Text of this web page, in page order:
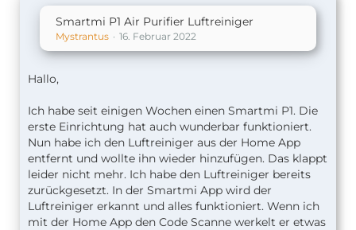
Smartmi P1 Air Purifier Luftreiniger
Mystrantus 16. Februar 2022
Hallo,
Ich habe seit einigen Wochen einen Smartmi P1. Die
erste Einrichtung hat auch wunderbar funktioniert.
Nun habe ich den Luftreiniger aus der Home App
entfernt und wollte ihn wieder hinzufügen. Das klappt
leider nicht mehr. Ich habe den Luftreiniger bereits
zurückgesetzt. In der Smartmi App wird der
Luftreiniger erkannt und alles funktioniert. Wenn ich
mit der Home App den Code Scanne werkelt er etwas